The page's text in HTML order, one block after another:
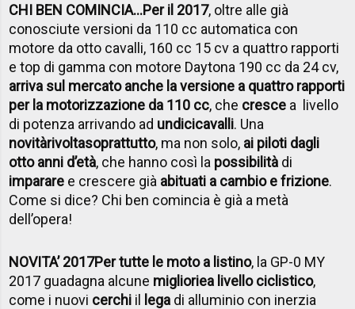
CHI BEN COMINCIA…Per il 2017, oltre alle già
conosciute versioni da 110 cc automatica con
motore da otto cavalli, 160 cc 15 cv a quattro rapporti
e top di gamma con motore Daytona 190 cc da 24 cv,
arriva sul mercato anche la versione a quattro rapporti
per la motorizzazione da 110 cc, che cresce a livello
di potenza arrivando ad undicicavalli. Una
novitàrivoltasoprattutto, ma non solo, ai piloti dagli
otto anni d’età, che hanno così la possibilità di
imparare e crescere già abituati a cambio e frizione.
Come si dice? Chi ben comincia è già a metà
dell’opera!
NOVITA’ 2017Per tutte le moto a listino, la GP-0 MY
2017 guadagna alcune miglioriea livello ciclistico,
come i nuovi cerchi il lega di alluminio con inerzia